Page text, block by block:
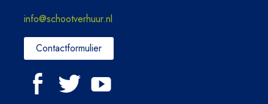
info@schootverhuur.nl
Contactformulier